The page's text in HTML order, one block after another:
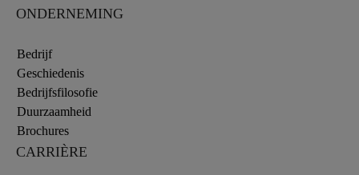
ONDERNEMING
Bedrijf
Geschiedenis
Bedrijfsfilosofie
Duurzaamheid
Brochures
CARRIÈRE